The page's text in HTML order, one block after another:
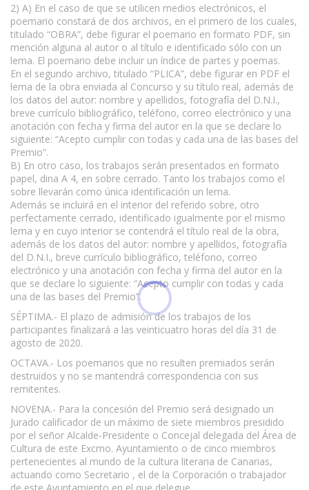
2) A) En el caso de que se utilicen medios electrónicos, el
poemario constará de dos archivos, en el primero de los cuales,
titulado “OBRA”, debe figurar el poemario en formato PDF, sin
mención alguna al autor o al título e identificado sólo con un
lema. El poemario debe incluir un índice de partes y poemas.
En el segundo archivo, titulado “PLICA”, debe figurar en PDF el
lema de la obra enviada al Concurso y su título real, además de
los datos del autor: nombre y apellidos, fotografía del D.N.I.,
breve currículo bibliográfico, teléfono, correo electrónico y una
anotación con fecha y firma del autor en la que se declare lo
siguiente: “Acepto cumplir con todas y cada una de las bases del
Premio”.
B) En otro caso, los trabajos serán presentados en formato
papel, dina A 4, en sobre cerrado. Tanto los trabajos como el
sobre llevarán como única identificación un lema.
Además se incluirá en el interior del referido sobre, otro
perfectamente cerrado, identificado igualmente por el mismo
lema y en cuyo interior se contendrá el título real de la obra,
además de los datos del autor: nombre y apellidos, fotografía
del D.N.I., breve currículo bibliográfico, teléfono, correo
electrónico y una anotación con fecha y firma del autor en la
que se declare lo siguiente: “Acepto cumplir con todas y cada
una de las bases del Premio”.
SÉPTIMA.- El plazo de admisión de los trabajos de los
participantes finalizará a las veinticuatro horas del día 31 de
agosto de 2020.
OCTAVA.- Los poemarios que no resulten premiados serán
destruidos y no se mantendrá correspondencia con sus
remitentes.
NOVENA.- Para la concesión del Premio será designado un
Jurado calificador de un máximo de siete miembros presidido
por el señor Alcalde-Presidente o Concejal delegada del Área de
Cultura de este Excmo. Ayuntamiento o de cinco miembros
pertenecientes al mundo de la cultura literaria de Canarias,
actuando como Secretario , el de la Corporación o trabajador
de este Ayuntamiento en el que delegue.